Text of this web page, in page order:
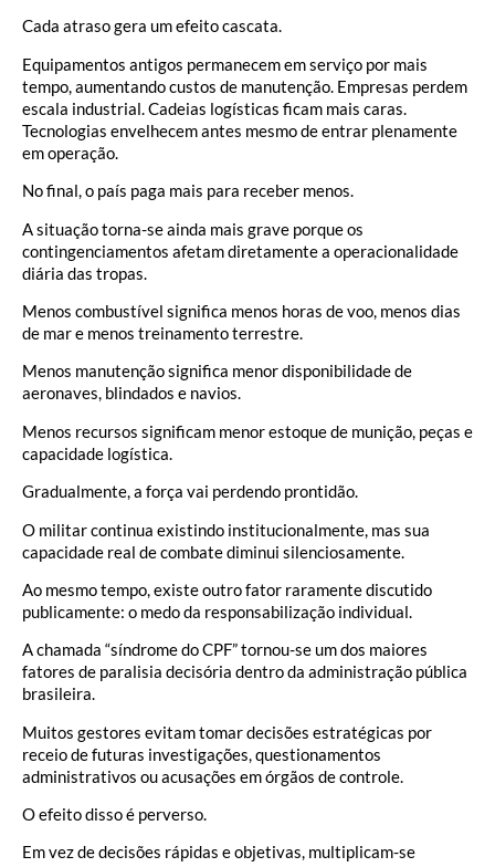
Cada atraso gera um efeito cascata.
Equipamentos antigos permanecem em serviço por mais
tempo, aumentando custos de manutenção. Empresas perdem
escala industrial. Cadeias logísticas ficam mais caras.
Tecnologias envelhecem antes mesmo de entrar plenamente
em operação.
No final, o país paga mais para receber menos.
A situação torna-se ainda mais grave porque os
contingenciamentos afetam diretamente a operacionalidade
diária das tropas.
Menos combustível significa menos horas de voo, menos dias
de mar e menos treinamento terrestre.
Menos manutenção significa menor disponibilidade de
aeronaves, blindados e navios.
Menos recursos significam menor estoque de munição, peças e
capacidade logística.
Gradualmente, a força vai perdendo prontidão.
O militar continua existindo institucionalmente, mas sua
capacidade real de combate diminui silenciosamente.
Ao mesmo tempo, existe outro fator raramente discutido
publicamente: o medo da responsabilização individual.
A chamada “síndrome do CPF” tornou-se um dos maiores
fatores de paralisia decisória dentro da administração pública
brasileira.
Muitos gestores evitam tomar decisões estratégicas por
receio de futuras investigações, questionamentos
administrativos ou acusações em órgãos de controle.
O efeito disso é perverso.
Em vez de decisões rápidas e objetivas, multiplicam-se